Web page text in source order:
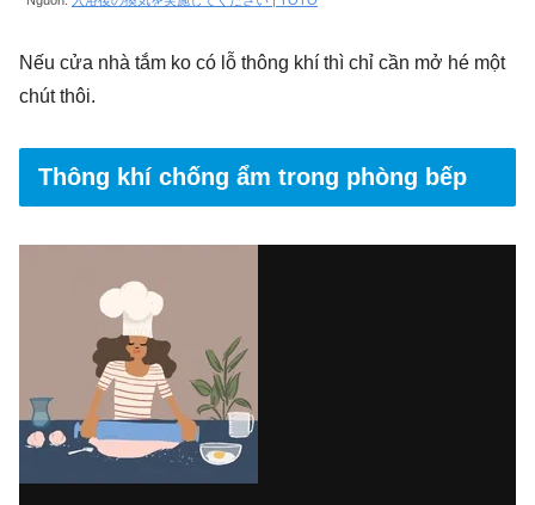
Nếu cửa nhà tắm ko có lỗ thông khí thì chỉ cần mở hé một
chút thôi.
Thông khí chống ẩm trong phòng bếp